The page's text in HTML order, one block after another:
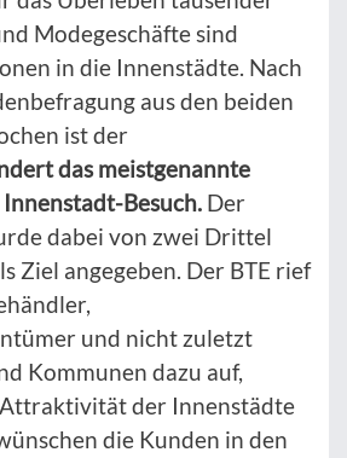
Modegeschäfte sind
in die Innenstädte. Nach
aus den beiden
ist der
das meistgenannte
Besuch. Der
dabei von zwei Drittel
Ziel angegeben. Der BTE rief
und nicht zuletzt
Kommunen dazu auf,
Attraktivität der Innenstädte
die Kunden in den